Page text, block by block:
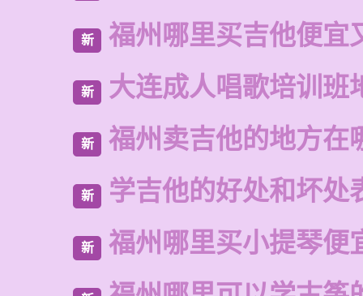
新 福州哪里买吉他便宜
新 大连成人唱歌培训班
新 福州卖吉他的地方在
新 学吉他的好处和坏处
新 福州哪里买小提琴便